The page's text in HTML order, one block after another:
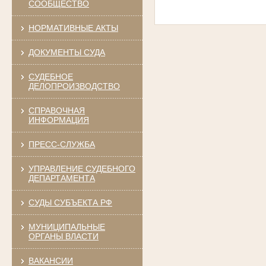
СООБЩЕСТВО
НОРМАТИВНЫЕ АКТЫ
ДОКУМЕНТЫ СУДА
СУДЕБНОЕ
ДЕЛОПРОИЗВОДСТВО
СПРАВОЧНАЯ
ИНФОРМАЦИЯ
ПРЕСС-СЛУЖБА
УПРАВЛЕНИЕ СУДЕБНОГО
ДЕПАРТАМЕНТА
СУДЫ СУБЪЕКТА РФ
МУНИЦИПАЛЬНЫЕ
ОРГАНЫ ВЛАСТИ
ВАКАНСИИ